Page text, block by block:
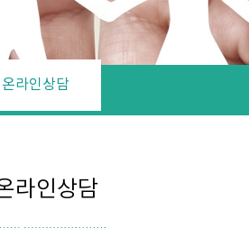
온라인상담
라인상담